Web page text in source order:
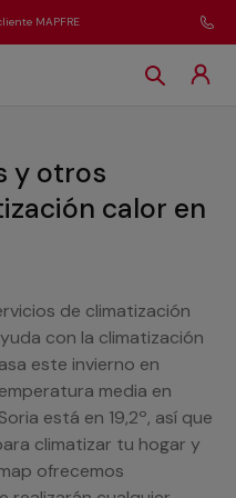
MAPFRE
y otros
calor en
de climatización
con la climatización
este invierno en
media en
está en 19,2º, así que
climatizar tu hogar y
ofrecemos